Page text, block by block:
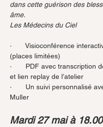
dans cette guérison des
âme.
Les Médecins du Ciel
·       Visioconférence
(places limitées)
·       PDF avec transcription
et lien replay de l’atelier
·       Un suivi personnalisé
Muller
Mardi 27 mai à